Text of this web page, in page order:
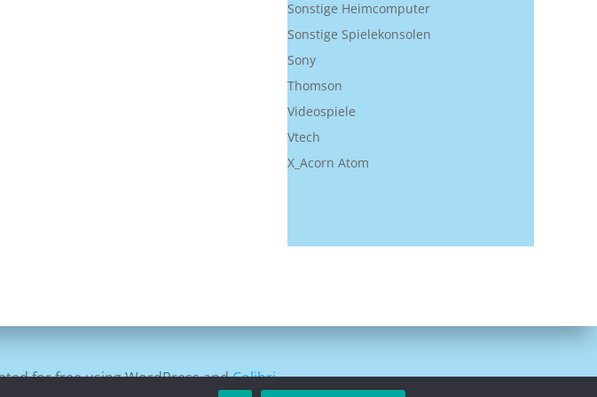
Sonstige Heimcomputer
Sonstige Spielekonsolen
Sony
Thomson
Videospiele
Vtech
X_Acorn Atom
for free using WordPress andColibri